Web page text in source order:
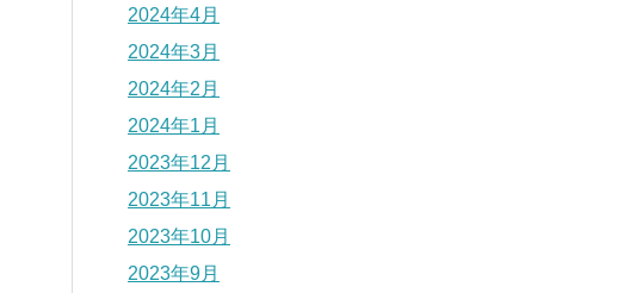
2024年4月
2024年3月
2024年2月
2024年1月
2023年12月
2023年11月
2023年10月
2023年9月